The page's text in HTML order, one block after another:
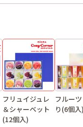
フリュイジュレ
＆シャーベット
(12個入)
フルー
り(6個入)